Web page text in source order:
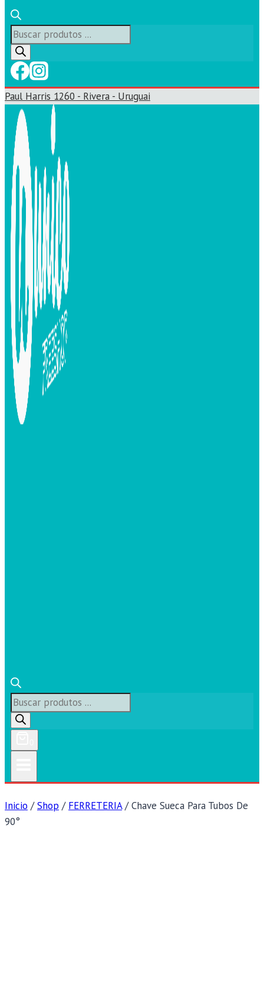
Búsqueda
de
productos
Paul Harris 1260 - Rivera - Uruguai
Búsqueda
de
productos
Inicio / Shop / FERRETERIA / Chave Sueca Para Tubos De
90°